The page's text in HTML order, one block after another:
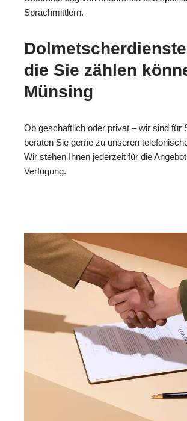
Sprachmittlern.
die Sie zählen
Münsing
Ob geschäftlich oder privat – wir sind für
beraten Sie gerne zu unseren
Wir stehen Ihnen jederzeit für die
Verfügung.